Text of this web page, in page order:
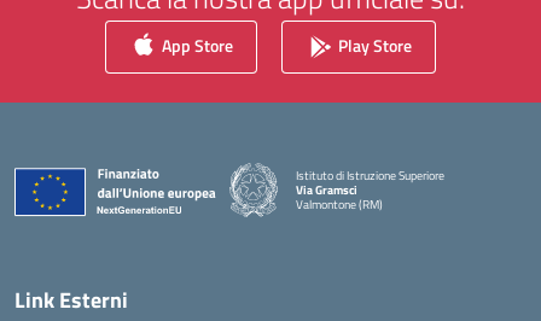
App Store Play Store
Istituto di Istruzione Superiore
Via Gramsci
Valmontone (RM)
Link Esterni